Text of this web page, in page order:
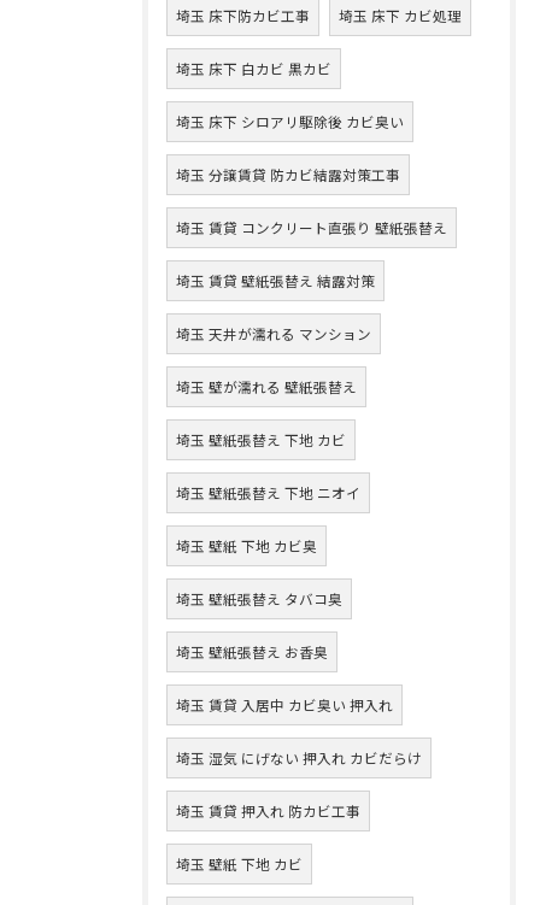
埼玉 床下防カビ工事 埼玉 床下 カビ処理
埼玉 床下 白カビ 黒カビ
埼玉 床下 シロアリ駆除後 カビ臭い
埼玉 分譲賃貸 防カビ結露対策工事
埼玉 賃貸 コンクリート直張り 壁紙張替え
埼玉 賃貸 壁紙張替え 結露対策
埼玉 天井が濡れる マンション
埼玉 壁が濡れる 壁紙張替え
埼玉 壁紙張替え 下地 カビ
埼玉 壁紙張替え 下地 ニオイ
埼玉 壁紙 下地 カビ臭
埼玉 壁紙張替え タバコ臭
埼玉 壁紙張替え お香臭
埼玉 賃貸 入居中 カビ臭い 押入れ
埼玉 湿気 にげない 押入れ カビだらけ
埼玉 賃貸 押入れ 防カビ工事
埼玉 壁紙 下地 カビ